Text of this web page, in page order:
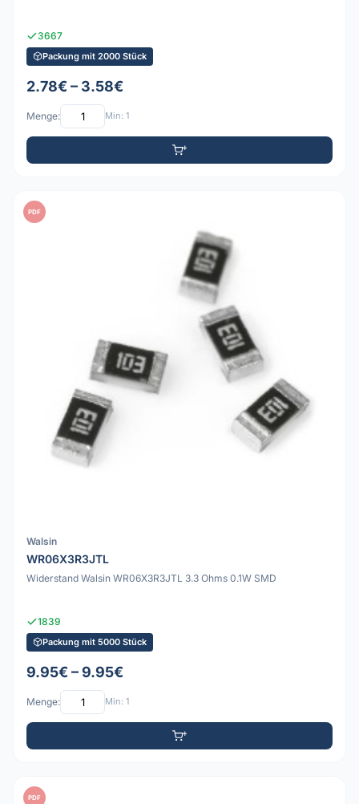
3667
Packung mit 2000 Stück
2.78€ – 3.58€
Menge: Min: 1
PDF
Walsin
WR06X3R3JTL
Widerstand Walsin WR06X3R3JTL 3.3 Ohms 0.1W SMD
1839
Packung mit 5000 Stück
9.95€ – 9.95€
Menge: Min: 1
PDF